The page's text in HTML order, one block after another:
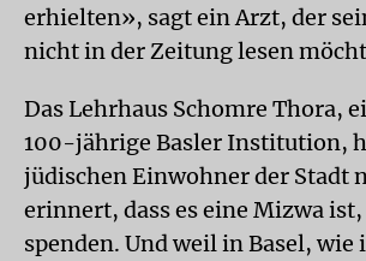
erhielten», sagt ein Arzt, der
nicht in der Zeitung lesen
Das Lehrhaus Schomre Thora,
100-jährige Basler Institution,
jüdischen Einwohner der Stadt
erinnert, dass es eine Mizwa
spenden. Und weil in Basel, wie